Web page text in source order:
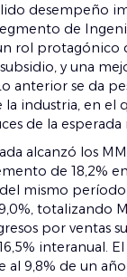
desempeño
de
rol protagónico
y una
anterior se da
industria, en el
de la esperada
alcanzó los
de 18,2%
mismo período
totalizando
por ventas
interanual.
al 9,8% de un año